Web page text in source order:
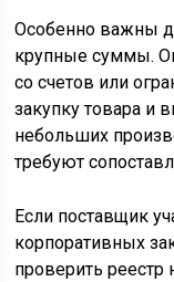
Особенно важны
крупные суммы.
со счетов или
закупку товара и
небольших
требуют
Если поставщик
корпоративных
проверить